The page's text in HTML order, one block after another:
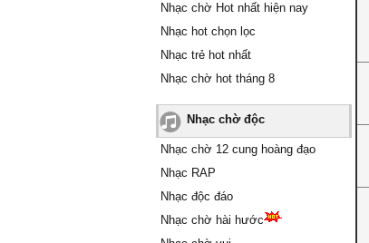
Nhạc chờ Hot nhất hiện nay
Nhạc hot chọn lọc
Nhạc trẻ hot nhất
Nhạc chờ hot tháng 8
Nhạc chờ độc
Nhạc chờ 12 cung hoàng đạo
Nhạc RAP
Nhạc độc đáo
Nhạc chờ hài hước